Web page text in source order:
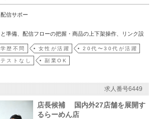
信サポー
）
準備、配信フローの把握・商品の上下架操作、リンク設
、価格修正、福袋管理、データ記録などを担当・データ
品構成を調整し、配信者を…
学歴不問 女性が活躍 20代〜30代が活躍
ストなし 副業OK
求人番号6449
店長候補 国内外27店舗を展開す
るらーめん店